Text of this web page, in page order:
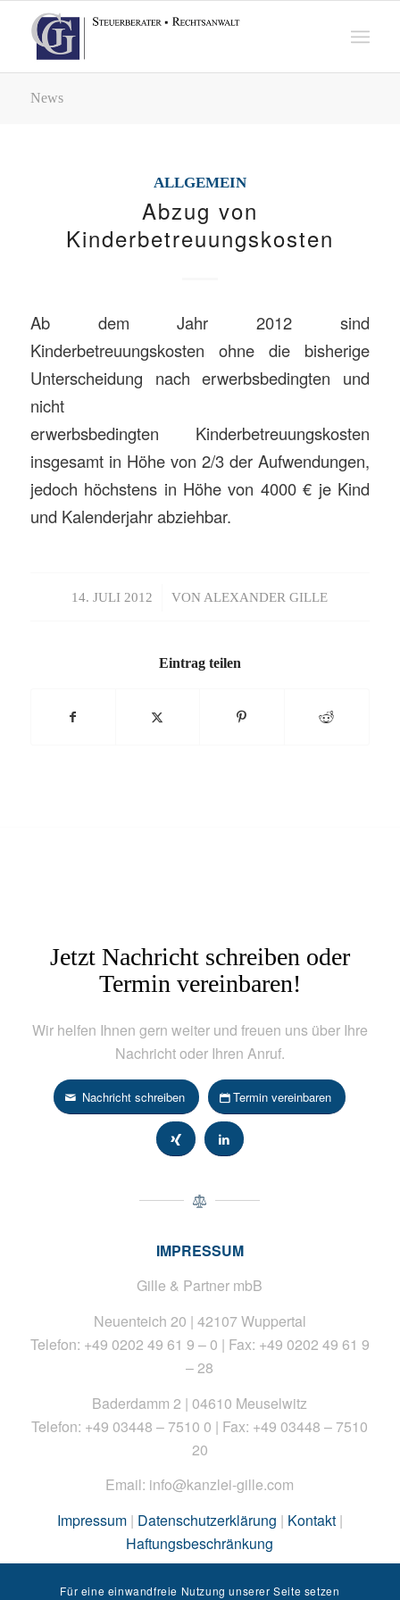
News
ALLGEMEIN
Abzug von
Kinderbetreuungskosten
Ab dem Jahr 2012 sind
Kinderbetreuungskosten ohne die bisherige
Unterscheidung nach erwerbsbedingten und
nicht
erwerbsbedingten Kinderbetreuungskosten
insgesamt in Höhe von 2/3 der Aufwendungen,
jedoch höchstens in Höhe von 4000 € je Kind
und Kalenderjahr abziehbar.
14. JULI 2012
/ VONALEXANDER GILLE
Eintrag teilen
Jetzt Nachricht schreiben oder
Termin vereinbaren!
Wir helfen Ihnen gern weiter und freuen uns über Ihre
Nachricht oder Ihren Anruf.
Nachricht schreiben Termin vereinbaren
IMPRESSUM
Gille & Partner mbB
Neuenteich 20 | 42107 Wuppertal
Telefon: +49 0202 49 61 9 – 0 | Fax: +49 0202 49 61 9
– 28
Baderdamm 2 | 04610 Meuselwitz
Telefon: +49 03448 – 7510 0 | Fax: +49 03448 – 7510
20
Email: info@kanzlei-gille.com
Impressum| Datenschutzerklärung | Kontakt|
Haftungsbeschränkung
Für eine einwandfreie Nutzung unserer Seite setzen